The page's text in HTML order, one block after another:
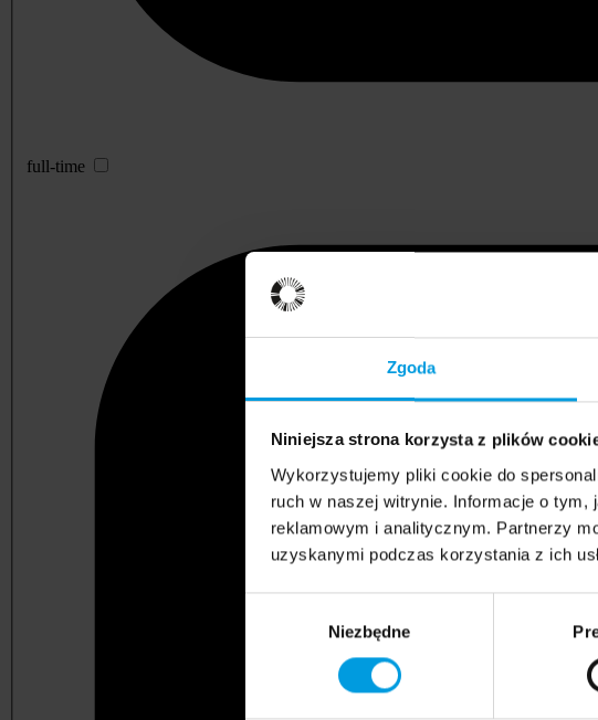
Zgoda
Niniejsza strona korzysta z plików
Wykorzystujemy pliki cookie do
ruch w naszej witrynie. Informacje o tym,
reklamowym i analitycznym. Partnerzy
uzyskanymi podczas korzystania z ich
Niezbędne
full-time